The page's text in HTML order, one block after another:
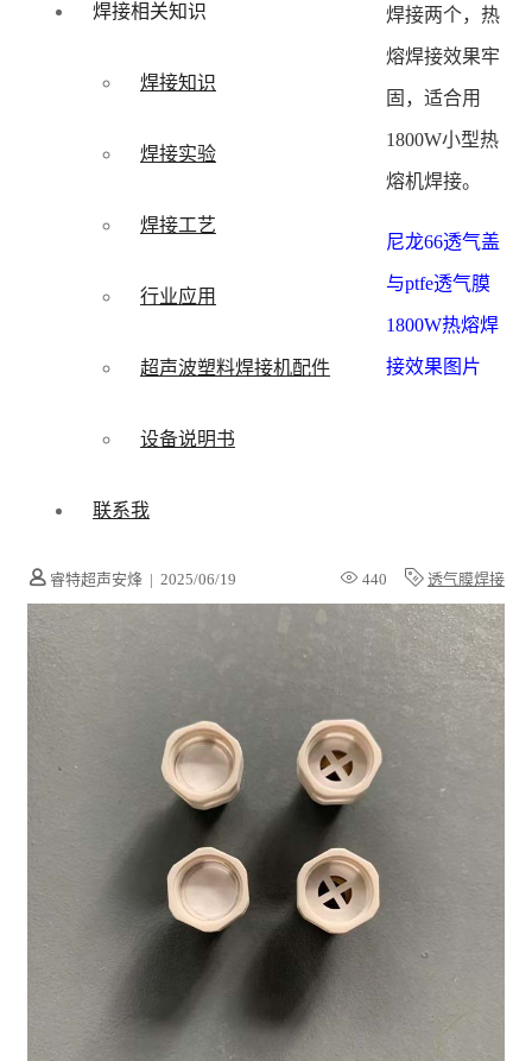
焊接相关知识
焊接知识
焊接实验
焊接工艺
行业应用
超声波塑料焊接机配件
设备说明书
联系我
睿特超声安烽 | 2025/06/19 440 透气膜焊接
焊接两个，热
熔焊接效果牢
固，适合用
1800W小型热
熔机焊接。
尼龙66透气盖
与ptfe透气膜
1800W热熔焊
接效果图片